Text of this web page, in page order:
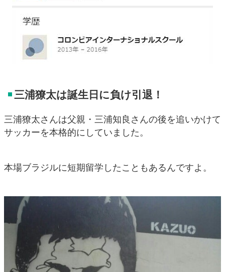
三浦獠太は誕生日に負け引退！
三浦獠太さんは父親・三浦知良さんの後を追いかけて
サッカーを本格的にしていました。
本場ブラジルに短期留学したこともあるんですよ。